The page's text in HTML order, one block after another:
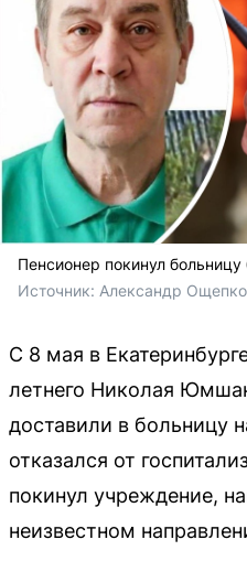
Пенсионер покинул
Источник: Александр
С 8 мая в
летнего Николая
доставили в больницу
отказался от
покинул учреждение,
неизвестном